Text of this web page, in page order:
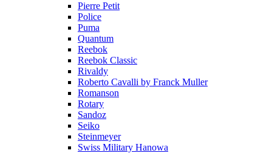
Pierre Petit
Police
Puma
Quantum
Reebok
Reebok Classic
Rivaldy
Roberto Cavalli by Franck Muller
Romanson
Rotary
Sandoz
Seiko
Steinmeyer
Swiss Military Hanowa